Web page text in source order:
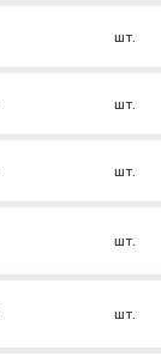
шт.
шт.
шт.
шт.
шт.